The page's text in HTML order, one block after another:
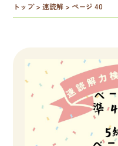
トップ>速読解 > ページ 40